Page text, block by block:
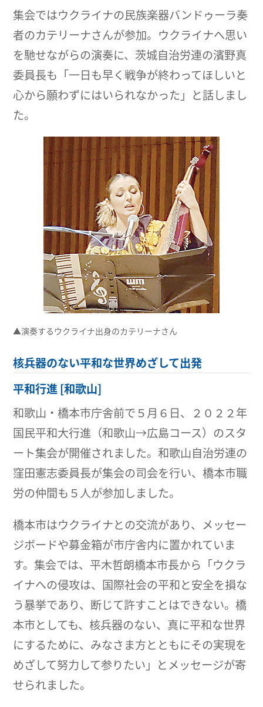
集会ではウクライナの民族楽器バンドゥーラ奏
者のカテリーナさんが参加。ウクライナへ思い
を馳せながらの演奏に、茨城自治労連の濱野真
委員長も「一日も早く戦争が終わってほしいと
心から願わずにはいられなかった」と話しまし
た。
▲演奏するウクライナ出身のカテリーナさん
核兵器のない平和な世界めざして出発
平和行進 [和歌山]
和歌山・橋本市庁舎前で５月６日、２０２２年
国民平和大行進（和歌山→広島コース）のスタ
ート集会が開催されました。和歌山自治労連の
窪田憲志委員長が集会の司会を行い、橋本市職
労の仲間も５人が参加しました。
橋本市はウクライナとの交流があり、メッセー
ジボードや募金箱が市庁舎内に置かれていま
す。集会では、平木哲朗橋本市長から「ウクラ
イナへの侵攻は、国際社会の平和と安全を損な
う暴挙であり、断じて許すことはできない。橋
本市としても、核兵器のない、真に平和な世界
にするために、みなさま方とともにその実現を
めざして努力して参りたい」とメッセージが寄
せられました。